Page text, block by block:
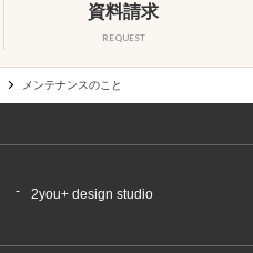
資料請求
REQUEST
メンテナンスのこと
2you+ design studio